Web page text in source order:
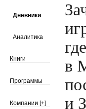
Дневники
Аналитика
Книги
Программы
Компании [+]
в
и